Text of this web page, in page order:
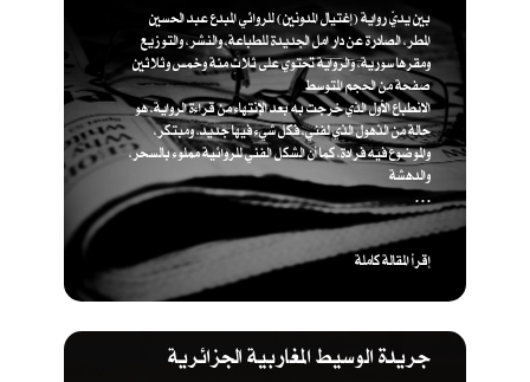
بين يديّ رواية (إغتيال المدونين) للروائي المبدع عبد الحسين
المطر، الصادرة عن دار امل الجديدة للطباعة، والنشر، والتوزيع
ومقرها سورية، والرواية تحتوي على ثلاث مئة وخمس وثلاثين
صفحة من الحجم المتوسط
الانطباع الأول الذي خرجت به بعد الإنتهاء من قراءة الرواية، هو
حالة من الذهول الذي لفني، فكل شيء فيها جديد، ومبتكر،
والموضوع فيه فرادة، كما أن الشكل الفني للروائية مملوء بالسحر،
والدهشة
. . .
إقرأ المقالة كاملة
جريدة الوسيط المغاربية الجزائرية